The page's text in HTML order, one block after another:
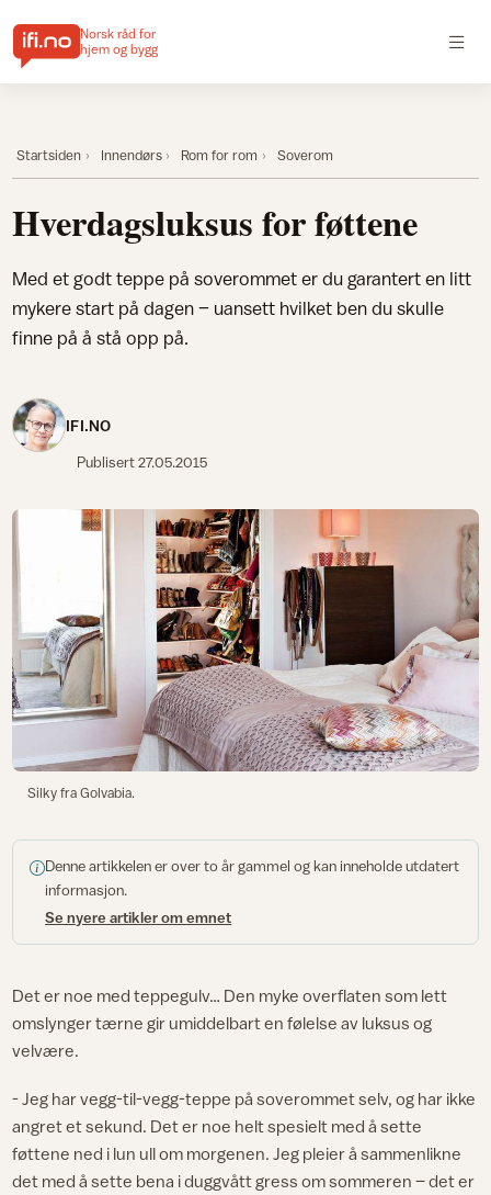
Norsk råd for
hjem og bygg
Startsiden Innendørs Rom for rom Soverom
Hverdagsluksus for føttene
Med et godt teppe på soverommet er du garantert en litt
mykere start på dagen – uansett hvilket ben du skulle
finne på å stå opp på.
IFI.NO
Publisert27.05.2015
Silky fra Golvabia.
Denne artikkelen er over to år gammel og kan inneholde utdatert
informasjon.
Se nyere artikler om emnet
Det er noe med teppegulv… Den myke overflaten som lett
omslynger tærne gir umiddelbart en følelse av luksus og
velvære.
- Jeg har vegg-til-vegg-teppe på soverommet selv, og har ikke
angret et sekund. Det er noe helt spesielt med å sette
føttene ned i lun ull om morgenen. Jeg pleier å sammenlikne
det med å sette bena i duggvått gress om sommeren – det er